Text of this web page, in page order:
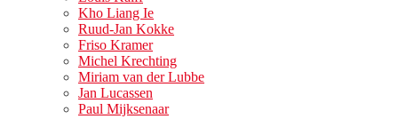
Kho Liang Ie
Ruud-Jan Kokke
Friso Kramer
Michel Krechting
Miriam van der Lubbe
Jan Lucassen
Paul Mijksenaar